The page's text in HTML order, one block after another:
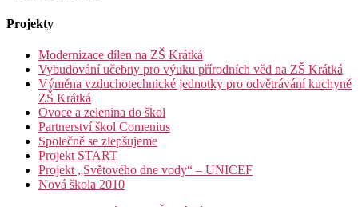
Projekty
Modernizace dílen na ZŠ Krátká
Vybudování učebny pro výuku přírodních věd na ZŠ Krátká
Výměna vzduchotechnické jednotky pro odvětrávání kuchyně
ZŠ Krátká
Ovoce a zelenina do škol
Partnerství škol Comenius
Společně se zlepšujeme
Projekt START
Projekt „Světového dne vody“ – UNICEF
Nová škola 2010